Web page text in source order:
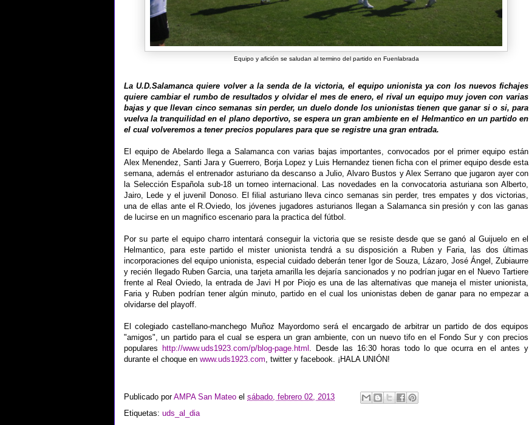
Equipo y afición se saludan al termino del partido en Fuenlabrada
La U.D.Salamanca quiere volver a la senda de la victoria, el equipo unionista ya con los nuevos fichajes
quiere cambiar el rumbo de resultados y olvidar el mes de enero, el rival un equipo muy joven con varias
bajas y que llevan cinco semanas sin perder, un duelo donde los unionistas tienen que ganar si o si, para
vuelva la tranquilidad en el plano deportivo, se espera un gran ambiente en el Helmantico en un partido en
el cual volveremos a tener precios populares para que se registre una gran entrada.
El equipo de Abelardo llega a Salamanca con varias bajas importantes, convocados por el primer equipo están
Alex Menendez, Santi Jara y Guerrero, Borja Lopez y Luis Hernandez tienen ficha con el primer equipo desde esta
semana, además el entrenador asturiano da descanso a Julio, Alvaro Bustos y Alex Serrano que jugaron ayer con
la Selección Española sub-18 un torneo internacional. Las novedades en la convocatoria asturiana son Alberto,
Jairo, Lede y el juvenil Donoso. El filial asturiano lleva cinco semanas sin perder, tres empates y dos victorias,
una de ellas ante el R.Oviedo, los jóvenes jugadores asturianos llegan a Salamanca sin presión y con las ganas
de lucirse en un magnifico escenario para la practica del fútbol.
Por su parte el equipo charro intentará conseguir la victoria que se resiste desde que se ganó al Guijuelo en el
Helmantico, para este partido el mister unionista tendrá a su disposición a Ruben y Faria, las dos últimas
incorporaciones del equipo unionista, especial cuidado deberán tener Igor de Souza, Lázaro, José Ángel, Zubiaurre
y recién llegado Ruben Garcia, una tarjeta amarilla les dejaría sancionados y no podrían jugar en el Nuevo Tartiere
frente al Real Oviedo, la entrada de Javi H por Piojo es una de las alternativas que maneja el mister unionista,
Faria y Ruben podrían tener algún minuto, partido en el cual los unionistas deben de ganar para no empezar a
olvidarse del playoff.
El colegiado castellano-manchego Muñoz Mayordomo será el encargado de arbitrar un partido de dos equipos
"amigos", un partido para el cual se espera un gran ambiente, con un nuevo tifo en el Fondo Sur y con precios
populares http://www.uds1923.com/p/blog-page.html . Desde las 16:30 horas todo lo que ocurra en el antes y
durante el choque en www.uds1923.com , twitter y facebook. ¡HALA UNIÓN!
Publicado porAMPA San Mateo el sábado, febrero 02, 2013
Etiquetas: uds_al_dia